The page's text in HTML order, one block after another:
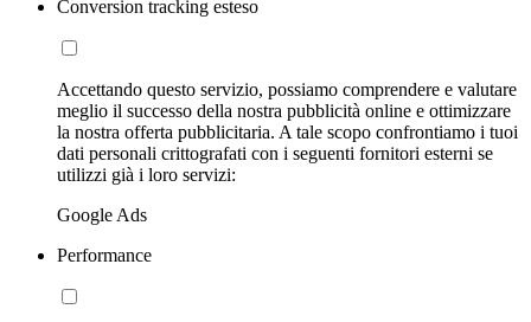
Conversion tracking esteso
Accettando questo servizio, possiamo comprendere e valutare
meglio il successo della nostra pubblicità online e ottimizzare
la nostra offerta pubblicitaria. A tale scopo confrontiamo i tuoi
dati personali crittografati con i seguenti fornitori esterni se
utilizzi già i loro servizi:
Google Ads
Performance